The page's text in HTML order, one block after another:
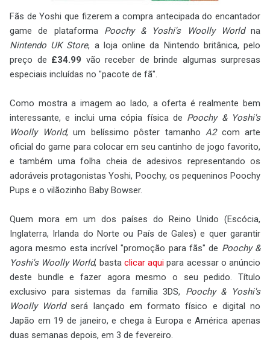
Fãs de Yoshi que fizerem a compra antecipada do encantador
game de plataforma Poochy & Yoshi's Woolly Worldna
Nintendo UK Store, a loja online da Nintendo britânica, pelo
preço de £34.99 vão receber de brinde algumas surpresas
especiais incluídas no "pacote de fã".
Como mostra a imagem ao lado, a oferta é realmente bem
interessante, e inclui uma cópia física de Poochy & Yoshi's
Woolly World, um belíssimo pôster tamanho A2com arte
oficial do game para colocar em seu cantinho de jogo favorito,
e também uma folha cheia de adesivos representando os
adoráveis protagonistas Yoshi, Poochy, os pequeninos Poochy
Pups e o vilãozinho Baby Bowser.
Quem mora em um dos países do Reino Unido (Escócia,
Inglaterra, Irlanda do Norte ou País de Gales) e quer garantir
agora mesmo esta incrível "promoção para fãs" de Poochy &
Yoshi's Woolly World, basta clicar aqui para acessar o anúncio
deste bundle e fazer agora mesmo o seu pedido. Título
exclusivo para sistemas da família 3DS, Poochy & Yoshi's
Woolly Worldserá lançado em formato físico e digital no
Japão em 19 de janeiro, e chega à Europa e América apenas
duas semanas depois, em 3 de fevereiro.